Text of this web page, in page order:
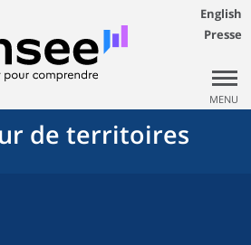
English
Presse
MENU
de territoires